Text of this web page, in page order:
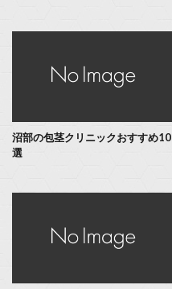
沼部の包茎クリニックおすすめ10
選